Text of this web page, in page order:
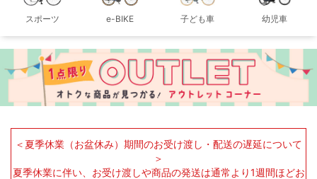
スポーツ e-BIKE 子ども車 幼児車
＜夏季休業（お盆休み）期間のお受け渡し・配送の遅延について
＞
夏季休業に伴い、お受け渡しや商品の発送は通常より1週間ほどお